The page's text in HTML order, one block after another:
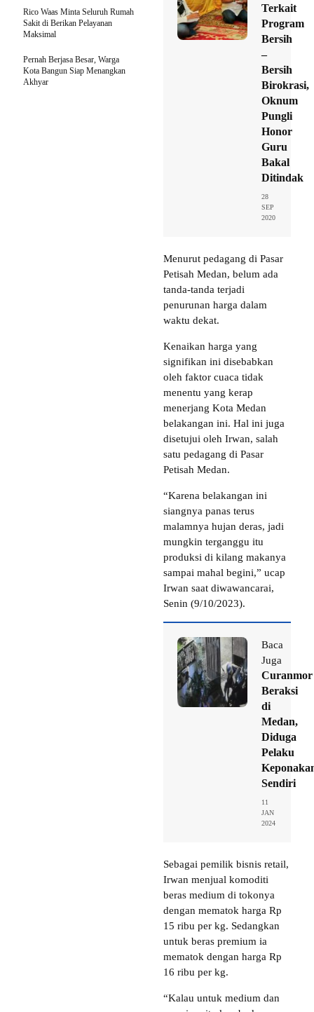
Terkait
Program
Bersih
–
Bersih
Birokrasi,
Oknum
Pungli
Honor
Guru
Bakal
Ditindak
28
SEP
2020
Menurut pedagang di Pasar
Petisah Medan, belum ada
tanda-tanda terjadi
penurunan harga dalam
waktu dekat.
Kenaikan harga yang
signifikan ini disebabkan
oleh faktor cuaca tidak
menentu yang kerap
menerjang Kota Medan
belakangan ini. Hal ini juga
disetujui oleh Irwan, salah
satu pedagang di Pasar
Petisah Medan.
“Karena belakangan ini
siangnya panas terus
malamnya hujan deras, jadi
mungkin terganggu itu
produksi di kilang makanya
sampai mahal begini,” ucap
Irwan saat diwawancarai,
Senin (9/10/2023).
Baca
Juga
Curanmor
Beraksi
di
Medan,
Diduga
Pelaku
Sendiri
11
JAN
2024
Sebagai pemilik bisnis retail,
Irwan menjual komoditi
beras medium di tokonya
dengan mematok harga Rp
15 ribu per kg. Sedangkan
untuk beras premium ia
mematok dengan harga Rp
16 ribu per kg.
“Kalau untuk medium dan
Rico Waas Minta Seluruh Rumah
Sakit di Berikan Pelayanan
Maksimal
Pernah Berjasa Besar, Warga
Kota Bangun Siap Menangkan
Akhyar